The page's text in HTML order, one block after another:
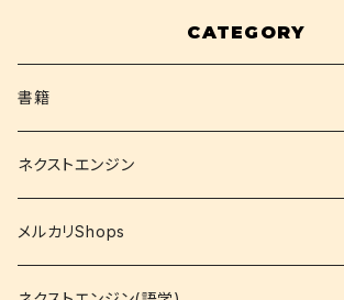
CATEGORY
書籍
関西大学テキスト
就活
ネクストエンジン
メルカリShops